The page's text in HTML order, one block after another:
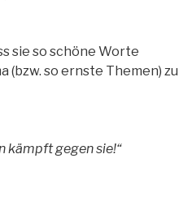
sie so schöne Worte
(bzw. so ernste Themen) zu
kämpft gegen sie!“